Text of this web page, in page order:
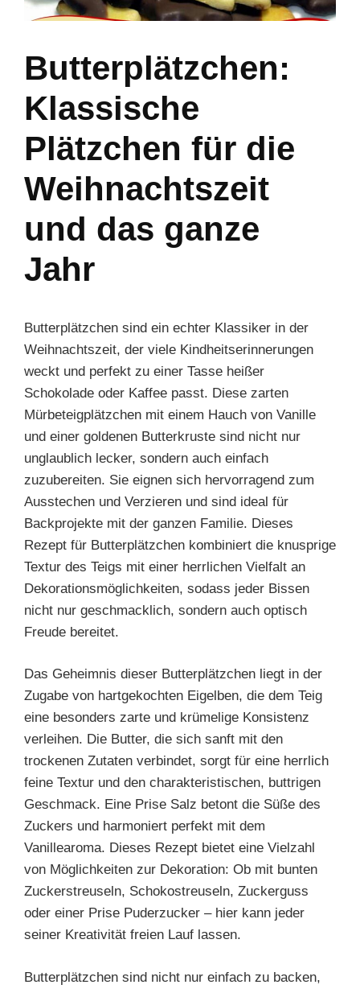
Butterplätzchen:
Klassische
Plätzchen für die
Weihnachtszeit
und das ganze
Jahr
Butterplätzchen sind ein echter Klassiker in der
Weihnachtszeit, der viele Kindheitserinnerungen
weckt und perfekt zu einer Tasse heißer
Schokolade oder Kaffee passt. Diese zarten
Mürbeteigplätzchen mit einem Hauch von Vanille
und einer goldenen Butterkruste sind nicht nur
unglaublich lecker, sondern auch einfach
zuzubereiten. Sie eignen sich hervorragend zum
Ausstechen und Verzieren und sind ideal für
Backprojekte mit der ganzen Familie. Dieses
Rezept für Butterplätzchen kombiniert die knusprige
Textur des Teigs mit einer herrlichen Vielfalt an
Dekorationsmöglichkeiten, sodass jeder Bissen
nicht nur geschmacklich, sondern auch optisch
Freude bereitet.
Das Geheimnis dieser Butterplätzchen liegt in der
Zugabe von hartgekochten Eigelben, die dem Teig
eine besonders zarte und krümelige Konsistenz
verleihen. Die Butter, die sich sanft mit den
trockenen Zutaten verbindet, sorgt für eine herrlich
feine Textur und den charakteristischen, buttrigen
Geschmack. Eine Prise Salz betont die Süße des
Zuckers und harmoniert perfekt mit dem
Vanillearoma. Dieses Rezept bietet eine Vielzahl
von Möglichkeiten zur Dekoration: Ob mit bunten
Zuckerstreuseln, Schokostreuseln, Zuckerguss
oder einer Prise Puderzucker – hier kann jeder
seiner Kreativität freien Lauf lassen.
Butterplätzchen sind nicht nur einfach zu backen,